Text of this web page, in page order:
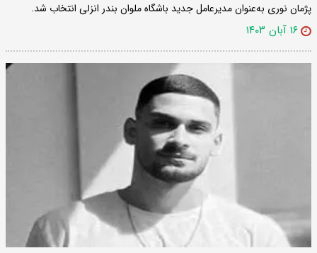
پژمان نوری به‌عنوان مدیرعامل جدید باشگاه ملوان بندر انزلی انتخاب شد.
۱۶ آبان ۱۴۰۳